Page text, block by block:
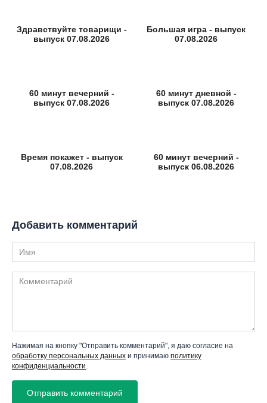
Здравствуйте товарищи -
выпуск 07.08.2026
Большая игра - выпуск
07.08.2026
60 минут вечерний -
выпуск 07.08.2026
60 минут дневной -
выпуск 07.08.2026
Время покажет - выпуск
07.08.2026
60 минут вечерний -
выпуск 06.08.2026
Добавить комментарий
Имя
Комментарий
Нажимая на кнопку "Отправить комментарий", я даю согласие на
обработку персональных данных и принимаю политику
конфиденциальности.